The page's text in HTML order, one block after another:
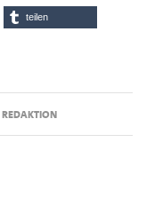
teilen
REDAKTION